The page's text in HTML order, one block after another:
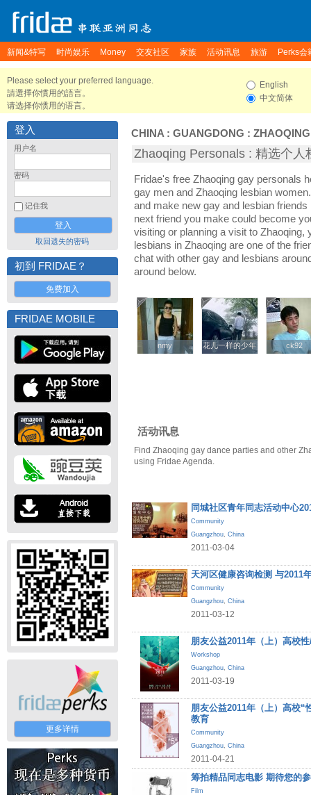
新闻&特写 时尚娱乐 Money 交友社区 家族 活动讯息 旅游 Perks会
Please select your preferred language.
請選擇你慣用的語言。
请选择你惯用的语言。
English
中文简体
登入
用户名
密码
记住我
取回遗失的密码
初到 FRIDAE？
免费加入
FRIDAE MOBILE
更多详情
CHINA : GUANGDONG : ZHAOQING
Zhaoqing Personals : 精选个人
Fridae's free Zhaoqing gay personals
gay men and Zhaoqing lesbian
and make new gay and lesbian
next friend you make could become
visiting or planning a visit to Zhaoqing,
lesbians in Zhaoqing are one of the
chat with other gay and lesbians
around below.
nmy
nmy 花儿一样的少年
花儿一样的少年 ck92
ck92
活动讯息
Find Zhaoqing gay dance parties and other
using Fridae Agenda.
同城社区青年同志活动中心
Community
Guangzhou, China
2011-03-04
天河区健康咨询检测 与2011
Community
Guangzhou, China
2011-03-12
朋友公益2011年（上）高校
Workshop
Guangzhou, China
2011-03-19
朋友公益2011年（上）高校“
教育
Community
Guangzhou, China
2011-04-21
筹拍精品同志电影 期待您的
Film